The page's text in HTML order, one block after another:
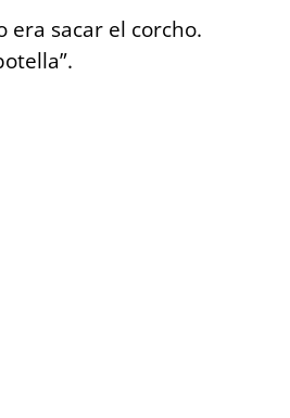
era sacar el corcho.